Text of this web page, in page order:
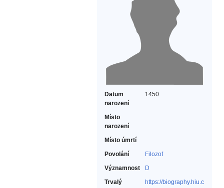
Datum
narození
1450
Místo
narození
Místo úmrtí
Povolání
Filozof‎
Významnost
D
Trvalý
https://biography.hiu.c